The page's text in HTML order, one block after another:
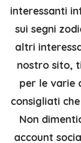
interessanti
sui segni
altri
nostro sito,
per le varie
consigliati
Non
account